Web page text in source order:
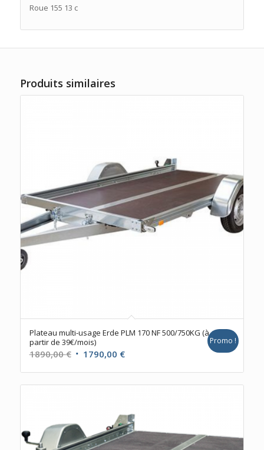
Roue 155 13 c
Produits similaires
Plateau multi-usage Erde PLM 170 NF 500/750KG (à
partir de 39€/mois)
1890,00€ Le
initial
1790,00 €Le
actuel
Promo !